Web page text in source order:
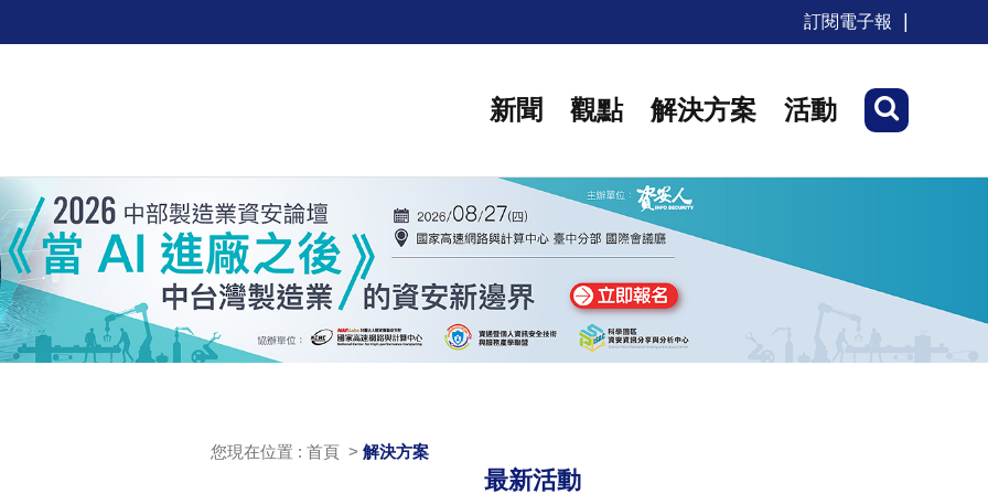
訂閱電子報
新聞 觀點 解決方案 活動
您現在位置 : 首頁 > 解決方案
最新活動